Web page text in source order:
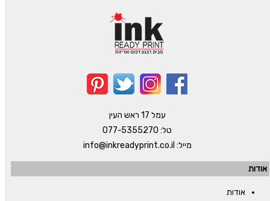
עמל 17 ראש העין
טל: 077-5355270
מייל: info@inkreadyprint.co.il
אודות
אודות